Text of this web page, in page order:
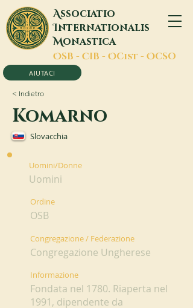
Associatio
Internationalis
Monastica
OSB - CIB - OCist - OCSO
AIUTACI
< Indietro
Komarno
Slovacchia
Uomini/Donne
Uomini
Ordine
OSB
Congregazione / Federazione
Congregazione Ungherese
Informazione
Fondata nel 1780. Riaperta nel
1991, dipendente da